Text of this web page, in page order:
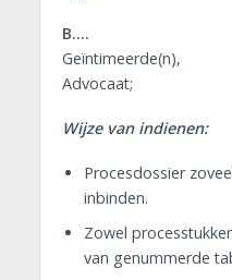
B….
Geïntimeerde(n),
Advocaat;
Wijze van indienen:
Procesdossier
inbinden.
Zowel
van genummerde